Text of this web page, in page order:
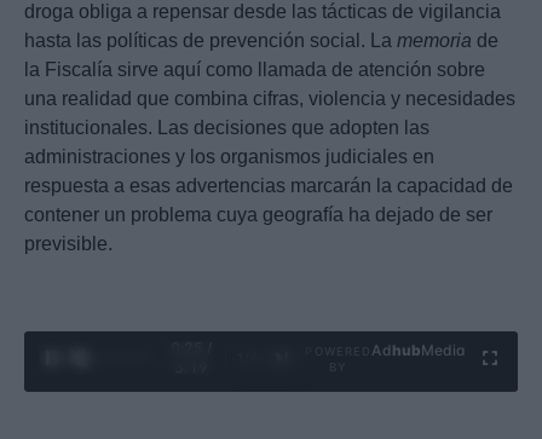
droga obliga a repensar desde las tácticas de vigilancia
hasta las políticas de prevención social. La memoria de
la Fiscalía sirve aquí como llamada de atención sobre
una realidad que combina cifras, violencia y necesidades
institucionales. Las decisiones que adopten las
administraciones y los organismos judiciales en
respuesta a esas advertencias marcarán la capacidad de
contener un problema cuya geografía ha dejado de ser
previsible.
Ad hubMedia